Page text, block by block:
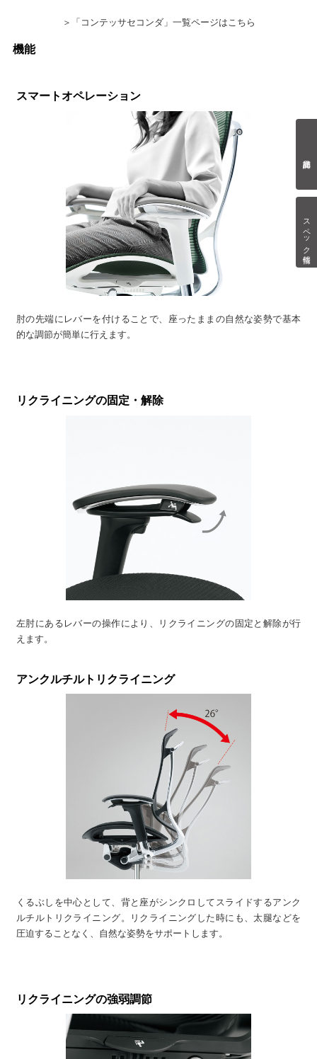
スペック情報
＞「コンテッサセコンダ」一覧ページはこちら
機能
スマートオペレーション
肘の先端にレバーを付けることで、座ったままの自然な姿勢で基本
的な調節が簡単に行えます。
リクライニングの固定・解除
左肘にあるレバーの操作により、リクライニングの固定と解除が行
えます。
アンクルチルトリクライニング
くるぶしを中心として、背と座がシンクロしてスライドするアンク
ルチルトリクライニング。リクライニングした時にも、太腿などを
圧迫することなく、自然な姿勢をサポートします。
リクライニングの強弱調節